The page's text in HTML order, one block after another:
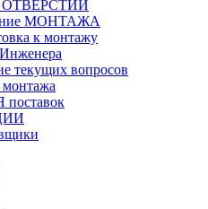
МОНТАЖА
к монтажу
текущих вопросов
монтажа